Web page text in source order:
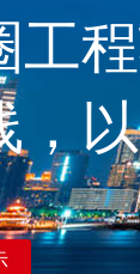
工
，